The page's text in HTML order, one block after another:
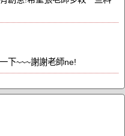
下~~~謝謝老師ne!